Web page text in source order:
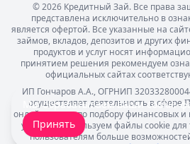
©2026 Кредитный Зай. Все права
представлена исключительно в
является офертой. Все указанные на
займов, вкладов, депозитов и других
продуктов и услуг носят
принятием решения рекомендуем
официальных сайтах
ИП Гончаров А.А., ОГРНИП
осуществляет деятельность в сфере
онлайн-услуги по подбору финансовых
услуг. Мы используем файлы cookie для
пользователям больше
Мы обрабатываем ваши cookie-
Принять